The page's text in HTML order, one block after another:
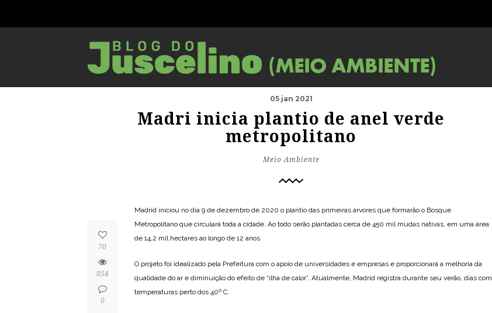
05 jan 2021
Madri inicia plantio de anel verde
metropolitano
Meio Ambiente
Madrid iniciou no dia 9 de dezembro de 2020 o plantio das primeiras árvores que formarão o Bosque
Metropolitano que circulará toda a cidade. Ao todo serão plantadas cerca de 450 mil mudas nativas, em uma área
de 14,2 mil hectares ao longo de 12 anos.
O projeto foi idealizado pela Prefeitura com o apoio de universidades e empresas e proporcionará a melhoria da
qualidade do ar e diminuição do efeito de “ilha de calor”. Atualmente, Madrid registra durante seu verão, dias com
temperaturas perto dos 40º C.
70
854
0